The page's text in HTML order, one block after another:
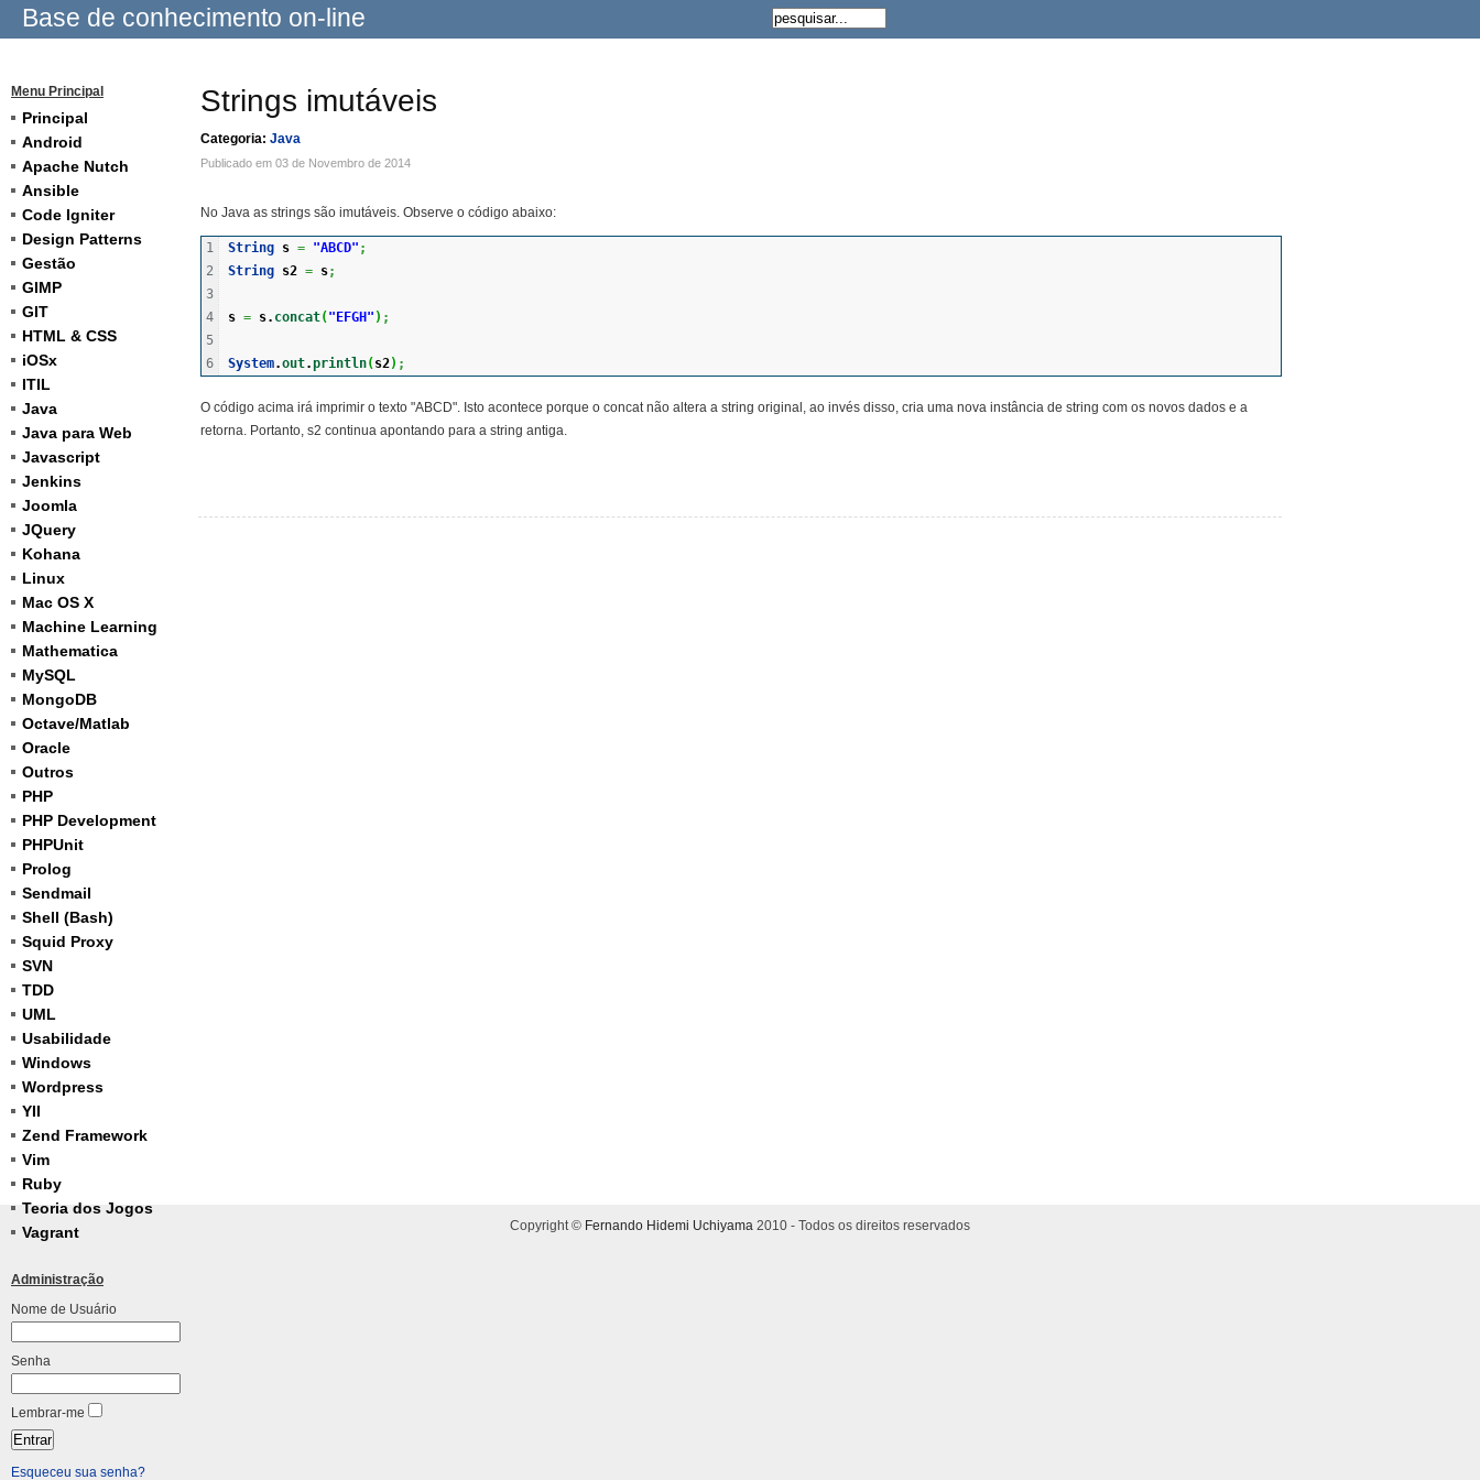
Base de conhecimento on-line
Menu Principal
Principal
Android
Apache Nutch
Ansible
Code Igniter
Design Patterns
Gestão
GIMP
GIT
HTML & CSS
iOSx
ITIL
Java
Java para Web
Javascript
Jenkins
Joomla
JQuery
Kohana
Linux
Mac OS X
Machine Learning
Mathematica
MySQL
MongoDB
Octave/Matlab
Oracle
Outros
PHP
PHP Development
PHPUnit
Prolog
Sendmail
Shell (Bash)
Squid Proxy
SVN
TDD
UML
Usabilidade
Windows
Wordpress
YII
Zend Framework
Vim
Ruby
Teoria dos Jogos
Vagrant
Administração
Nome de Usuário
Senha
Lembrar-me
Esqueceu sua senha?
Strings imutáveis
Categoria: Java
Publicado em 03 de Novembro de 2014
No Java as strings são imutáveis. Observe o código abaixo:
1
2
3
4
5
String s = "ABCD" ;
String s2 = s;
s = s. concat( "EFGH" ) ;
System.out.println( s2) ;
O código acima irá imprimir o texto "ABCD". Isto acontece porque o concat não altera a string original, ao invés disso, cria uma nova instância de string com os novos dados e a
retorna. Portanto, s2 continua apontando para a string antiga.
Copyright © Fernando Hidemi Uchiyama 2010 - Todos os direitos reservados